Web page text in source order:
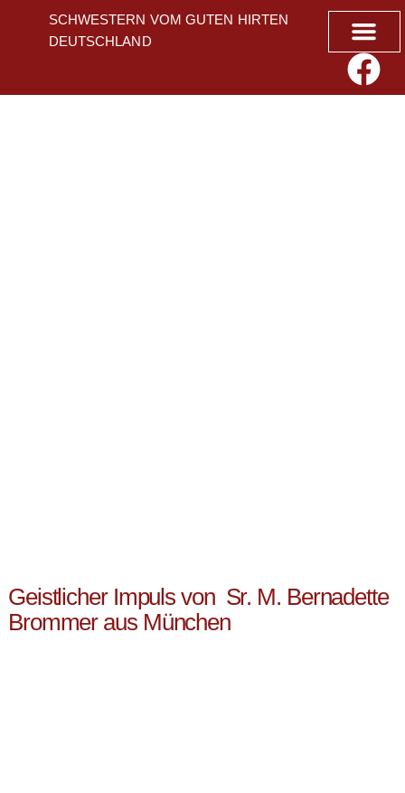
SCHWESTERN VOM GUTEN HIRTEN
DEUTSCHLAND
Geistlicher Impuls von Sr. M. Bernadette
Brommer aus München